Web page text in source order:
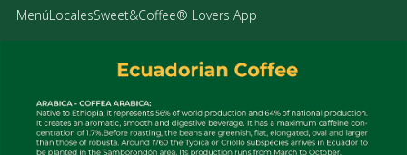
MenúLocalesSweet&Coffee® Lovers App